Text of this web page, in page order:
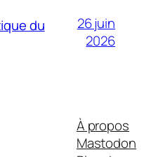
du
26 juin
2026
À propos
Mastodon